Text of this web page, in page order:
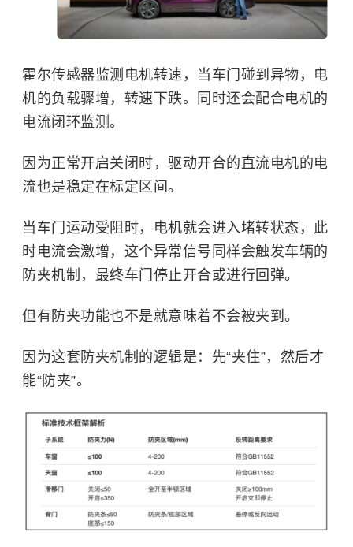
霍尔传感器监测电机转速，当车门碰到异物，电
机的负载骤增，转速下跌。同时还会配合电机的
电流闭环监测。
因为正常开启关闭时，驱动开合的直流电机的电
流也是稳定在标定区间。
当车门运动受阻时，电机就会进入堵转状态，此
时电流会激增，这个异常信号同样会触发车辆的
防夹机制，最终车门停止开合或进行回弹。
但有防夹功能也不是就意味着不会被夹到。
因为这套防夹机制的逻辑是：先“夹住”，然后才
能“防夹”。